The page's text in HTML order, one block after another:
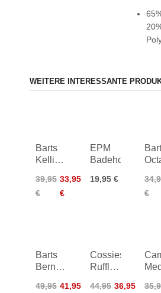
WEITERE INTERESSANTE
Barts
Kelli
Halter
Women
39,95
€
33,95
€
EPM
Badehose
19,95 €
€
Barts
Bernardou
49,95 41,95
Cossies
Ruffle
Bikini
44,95 36,95